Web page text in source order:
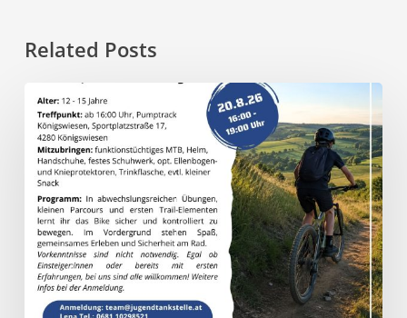
Related Posts
Trail
Vibes
MTB-
Kurs